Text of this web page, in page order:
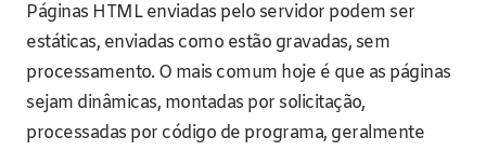
Páginas HTML enviadas pelo servidor podem ser
estáticas, enviadas como estão gravadas, sem
processamento. O mais comum hoje é que as páginas
sejam dinâmicas, montadas por solicitação,
processadas por código de programa, geralmente